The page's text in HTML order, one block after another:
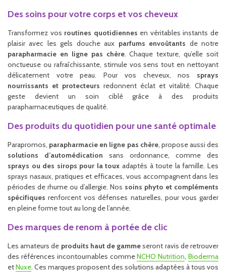
Des soins pour votre corps et vos cheveux
Transformez vos routines quotidiennes en véritables instants de
plaisir avec les gels douche aux parfums envoûtants de notre
parapharmacie en ligne pas chère. Chaque texture, qu’elle soit
onctueuse ou rafraîchissante, stimule vos sens tout en nettoyant
délicatement votre peau. Pour vos cheveux, nos sprays
nourrissants et protecteurs redonnent éclat et vitalité. Chaque
geste devient un soin ciblé grâce à des produits
parapharmaceutiques de qualité.
Des produits du quotidien pour une santé optimale
Parapromos, parapharmacie en ligne pas chère, propose aussi des
solutions d’automédication sans ordonnance, comme des
sprays ou des sirops pour la toux adaptés à toute la famille. Les
sprays nasaux, pratiques et efficaces, vous accompagnent dans les
périodes de rhume ou d’allergie. Nos soins phyto et compléments
spécifiques renforcent vos défenses naturelles, pour vous garder
en pleine forme tout au long de l’année.
Des marques de renom à portée de clic
Les amateurs de produits haut de gammeseront ravis de retrouver
des références incontournables commeNCHO Nutrition,Bioderma
etNuxe. Ces marques proposent des solutions adaptées à tous vos